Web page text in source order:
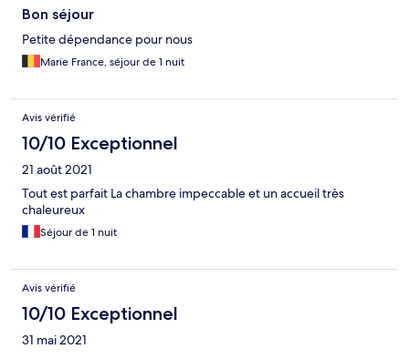
Bon séjour
Petite dépendance pour nous
Marie France, séjour de 1 nuit
Avis vérifié
10/10 Exceptionnel
21 août 2021
Tout est parfait La chambre impeccable et un accueil très
chaleureux
Séjour de 1 nuit
Avis vérifié
10/10 Exceptionnel
31 mai 2021